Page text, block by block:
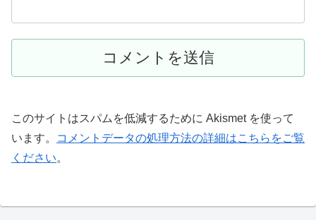
このサイトはスパムを低減するために Akismet を使って
います。
コメントデータの処理方法の詳細はこちらをご覧
ください。